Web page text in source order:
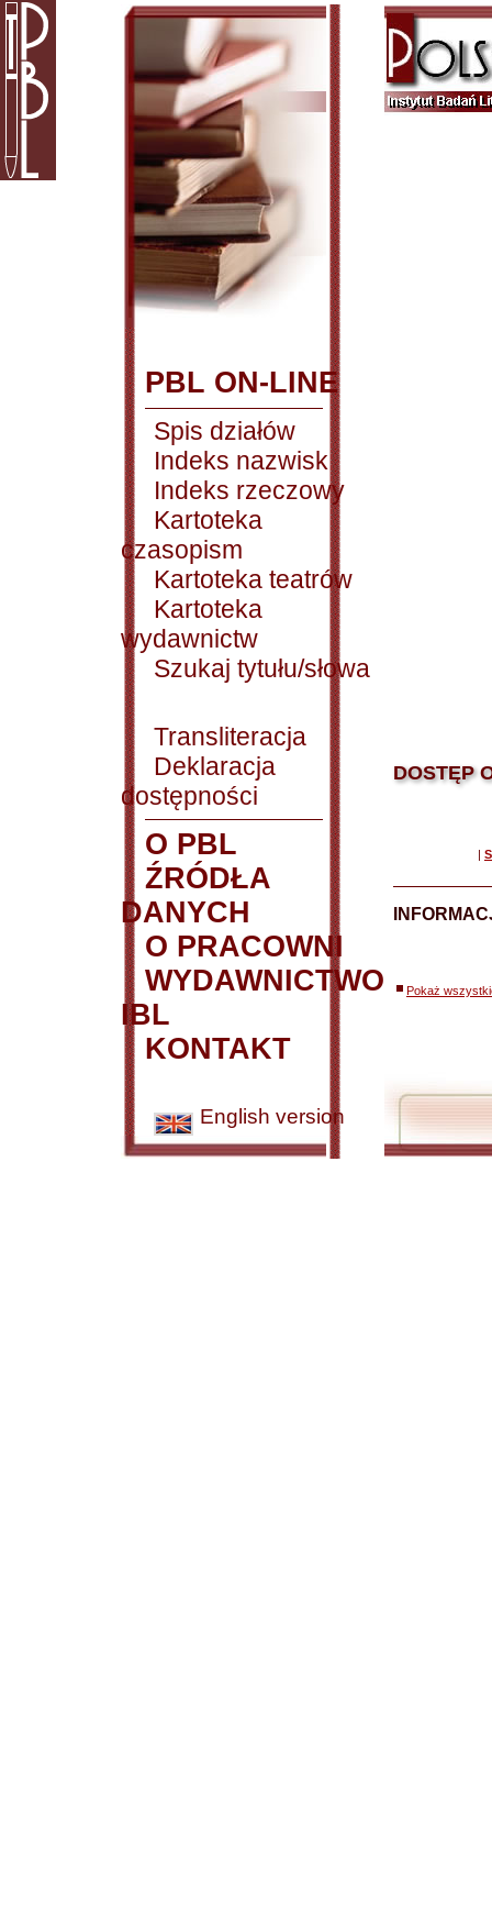
PBL ON-LINE
Spis działów
Indeks nazwisk
Indeks rzeczowy
Kartoteka
czasopism
Kartoteka teatrów
Kartoteka
wydawnictw
Szukaj tytułu/słowa
Transliteracja
Deklaracja
dostępności
O PBL
ŹRÓDŁA
DANYCH
O PRACOWNI
WYDAWNICTWO
IBL
KONTAKT
English version
DOSTĘP
|
Pokaż